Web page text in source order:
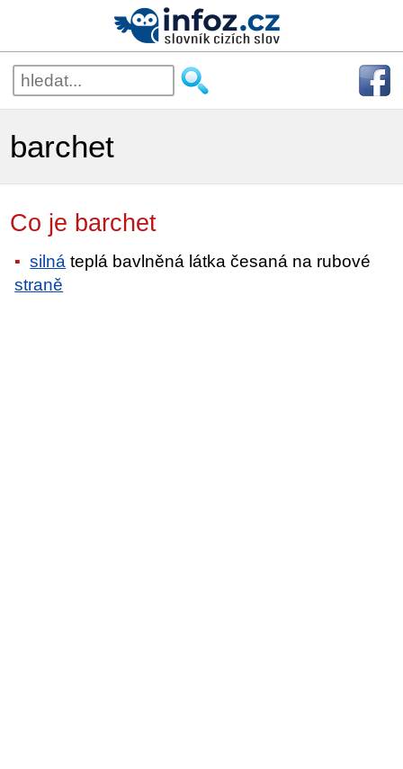
barchet
Co je barchet
silná teplá bavlněná látka česaná na rubové
straně